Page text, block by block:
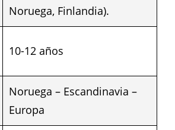
Noruega, Finlandia).
10-12 años
Noruega – Escandinavia –
Europa